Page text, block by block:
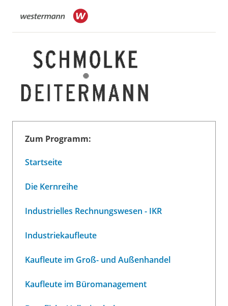
Zum Programm:
Startseite
Die Kernreihe
Industrielles Rechnungswesen - IKR
Industriekaufleute
Kaufleute im Groß- und Außenhandel
Kaufleute im Büromanagement